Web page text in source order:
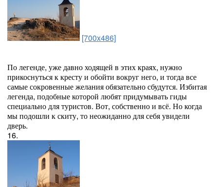
[700x486]
По легенде, уже давно ходящей в этих краях, нужно
прикоснуться к кресту и обойти вокруг него, и тогда все
самые сокровенные желания обязательно сбудутся. Избитая
легенда, подобные которой любят придумывать гиды
специально для туристов. Вот, собственно и всё. Но когда
мы подошли к скиту, то неожиданно для себя увидели
дверь.
16.